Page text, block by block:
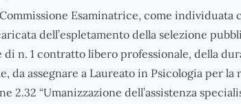
Esaminatrice, come individuata
dell’espletamento della selezione
n. 1 contratto libero professionale, della
da assegnare a Laureato in Psicologia per la
2.32 “Umanizzazione dell’assistenza